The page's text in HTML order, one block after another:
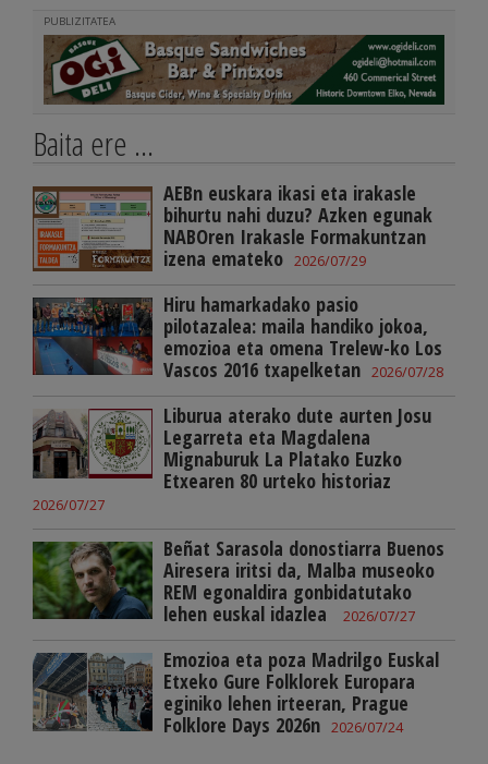
PUBLIZITATEA
Baita ere ...
AEBn euskara ikasi eta irakasle
bihurtu nahi duzu? Azken egunak
NABOren Irakasle Formakuntzan
izena emateko 2026/07/29
Hiru hamarkadako pasio
pilotazalea: maila handiko jokoa,
emozioa eta omena Trelew-ko Los
Vascos 2016 txapelketan 2026/07/28
Liburua aterako dute aurten Josu
Legarreta eta Magdalena
Mignaburuk La Platako Euzko
Etxearen 80 urteko historiaz
2026/07/27
Beñat Sarasola donostiarra Buenos
Airesera iritsi da, Malba museoko
REM egonaldira gonbidatutako
lehen euskal idazlea
2026/07/27
Emozioa eta poza Madrilgo Euskal
Etxeko Gure Folklorek Europara
eginiko lehen irteeran, Prague
Folklore Days 2026n 2026/07/24